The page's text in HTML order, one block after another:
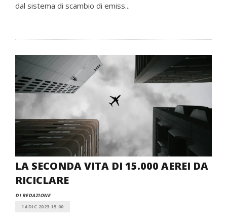
dal sistema di scambio di emiss...
LA SECONDA VITA DI 15.000 AEREI DA
RICICLARE
DI REDAZIONE
14 DIC 2023 15:00